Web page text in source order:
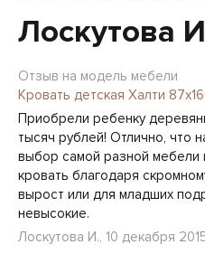
Лоскутова
Отзыв на модель мебели
Кровать детская Халти
Приобрели ребенку
тысяч рублей! Отлично, что
выбор самой разной мебели
кровать благодаря
вырост или для младших
невысокие.
Лоскутова И., 10 декабря